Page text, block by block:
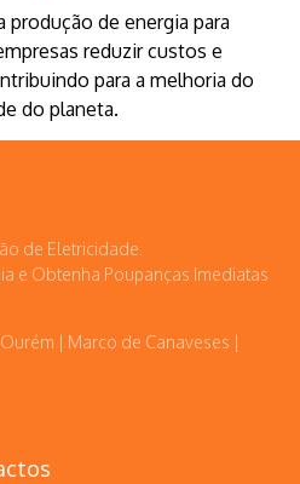
produção de energia para
reduzir custos e
para a melhoria do
do planeta.
de Eletricidade.
e Obtenha Poupanças Imediatas
| Marco de Canaveses |